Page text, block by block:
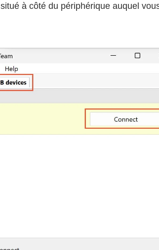
situé à côté du périphérique auquel